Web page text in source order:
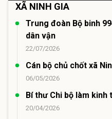
XÃ NINH GIA
Trung đoàn Bộ binh
dân vận
22/07/2026
Cán bộ chủ chốt xã
06/05/2026
Bí thư Chi bộ làm kinh
20/04/2026